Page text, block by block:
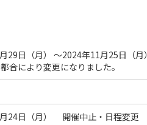
29日（月） ～2024年11月25日（月）
合により変更になりました。
24日（月）
開催中止・日程変更